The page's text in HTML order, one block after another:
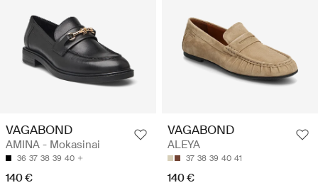
VAGABOND
AMINA - Mokasinai
36 37 38 39 40
140 €
VAGABOND
ALEYA
37 38 39 40 41
140 €